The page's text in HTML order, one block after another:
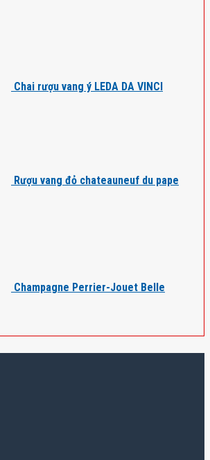
Chai rượu vang ý LEDA DA VINCI
Rượu vang đỏ chateauneuf du pape
Champagne Perrier-Jouet Belle